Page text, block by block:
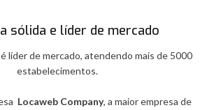
sólida e líder de mercado
líder de mercado, atendendo mais de 5000
estabelecimentos.
Locaweb Company, a maior empresa de